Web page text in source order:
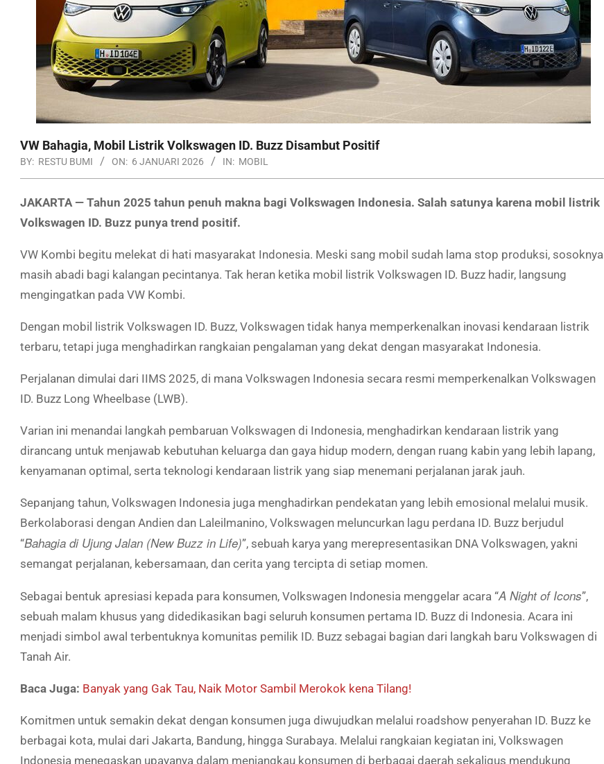
VW Bahagia, Mobil Listrik Volkswagen ID. Buzz Disambut Positif
BY: RESTU BUMI ON: 6 JANUARI 2026 IN: MOBIL
JAKARTA— Tahun 2025 tahun penuh makna bagi Volkswagen Indonesia. Salah satunya karena mobil listrik
Volkswagen ID. Buzz punya trend positif.
VW Kombi begitu melekat di hati masyarakat Indonesia. Meski sang mobil sudah lama stop produksi, sosoknya
masih abadi bagi kalangan pecintanya. Tak heran ketika mobil listrik Volkswagen ID. Buzz hadir, langsung
mengingatkan pada VW Kombi.
Dengan mobil listrik Volkswagen ID. Buzz, Volkswagen tidak hanya memperkenalkan inovasi kendaraan listrik
terbaru, tetapi juga menghadirkan rangkaian pengalaman yang dekat dengan masyarakat Indonesia.
Perjalanan dimulai dari IIMS 2025, di mana Volkswagen Indonesia secara resmi memperkenalkan Volkswagen
ID. Buzz Long Wheelbase (LWB).
Varian ini menandai langkah pembaruan Volkswagen di Indonesia, menghadirkan kendaraan listrik yang
dirancang untuk menjawab kebutuhan keluarga dan gaya hidup modern, dengan ruang kabin yang lebih lapang,
kenyamanan optimal, serta teknologi kendaraan listrik yang siap menemani perjalanan jarak jauh.
Sepanjang tahun, Volkswagen Indonesia juga menghadirkan pendekatan yang lebih emosional melalui musik.
Berkolaborasi dengan Andien dan Laleilmanino, Volkswagen meluncurkan lagu perdana ID. Buzz berjudul
“Bahagia di Ujung Jalan (New Buzz in Life)”, sebuah karya yang merepresentasikan DNA Volkswagen, yakni
semangat perjalanan, kebersamaan, dan cerita yang tercipta di setiap momen.
Sebagai bentuk apresiasi kepada para konsumen, Volkswagen Indonesia menggelar acara “A Night of Icons”,
sebuah malam khusus yang didedikasikan bagi seluruh konsumen pertama ID. Buzz di Indonesia. Acara ini
menjadi simbol awal terbentuknya komunitas pemilik ID. Buzz sebagai bagian dari langkah baru Volkswagen di
Tanah Air.
Baca Juga: Banyak yang Gak Tau, Naik Motor Sambil Merokok kena Tilang!
Komitmen untuk semakin dekat dengan konsumen juga diwujudkan melalui roadshow penyerahan ID. Buzz ke
berbagai kota, mulai dari Jakarta, Bandung, hingga Surabaya. Melalui rangkaian kegiatan ini, Volkswagen
Indonesia menegaskan upayanya dalam menjangkau konsumen di berbagai daerah sekaligus mendukung